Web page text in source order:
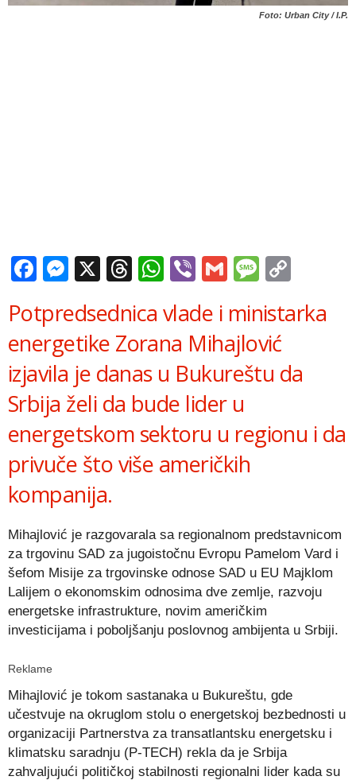
Foto: Urban City / I.P.
Facebook
Messenger
X Threads
WhatsApp
ViberGmail
Potpredsednica vlade i ministarka
energetike Zorana Mihajlović
izjavila je danas u Bukureštu da
Srbija želi da bude lider u
energetskom sektoru u regionu i da
privuče što više američkih
kompanija.
Mihajlović je razgovarala sa regionalnom predstavnicom
za trgovinu SAD za jugoistočnu Evropu Pamelom Vard i
šefom Misije za trgovinske odnose SAD u EU Majklom
Lalijem o ekonomskim odnosima dve zemlje, razvoju
energetske infrastrukture, novim američkim
investicijama i poboljšanju poslovnog ambijenta u Srbiji.
Reklame
Mihajlović je tokom sastanaka u Bukureštu, gde
učestvuje na okruglom stolu o energetskoj bezbednosti u
organizaciji Partnerstva za transatlantsku energetsku i
klimatsku saradnju (P-TECH) rekla da je Srbija
zahvaljujući političkoj stabilnosti regionalni lider kada su